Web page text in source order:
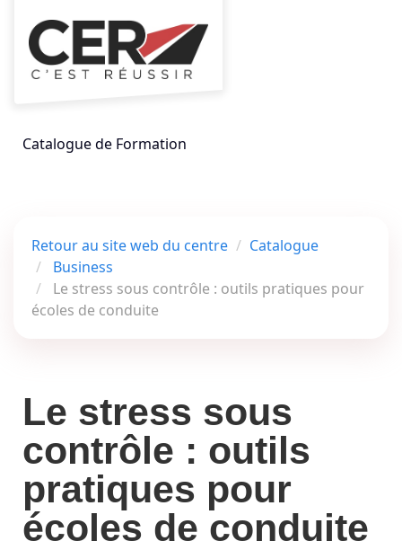
Aller au menu principal
Aller au contenu principal
Personnaliser l'interface
Catalogue de Formation
Retour au site web du centre
Catalogue
Business
Le stress sous contrôle : outils pratiques pour
écoles de conduite
Le stress sous
contrôle : outils
pratiques pour
écoles de conduite